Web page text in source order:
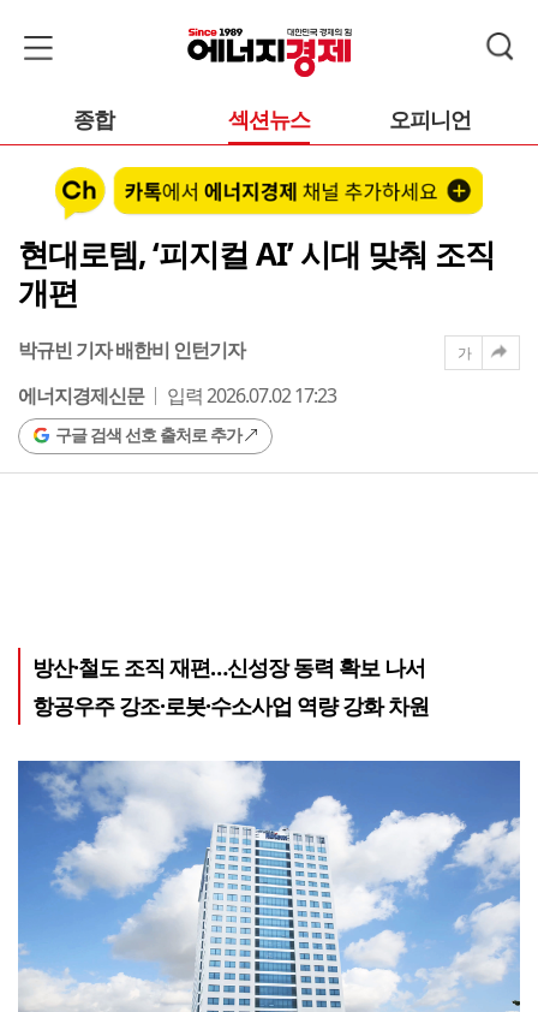
종합 섹션뉴스 오피니언
현대로템, ‘피지컬 AI’ 시대 맞춰 조직
개편
박규빈 기자 배한비 인턴기자
에너지경제신문
입력 2026.07.02 17:23
구글 검색 선호 출처로 추가
가
방산·철도 조직 재편…신성장 동력 확보 나서
항공우주 강조·로봇·수소사업 역량 강화 차원